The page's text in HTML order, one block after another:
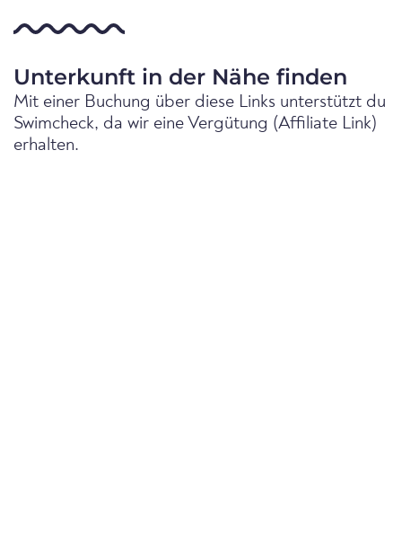
Unterkunft in der Nähe finden
Mit einer Buchung über diese Links unterstützt du
Swimcheck, da wir eine Vergütung (Affiliate Link)
erhalten.